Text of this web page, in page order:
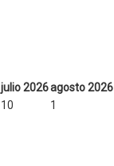
julio 2026agosto 2026
10 1